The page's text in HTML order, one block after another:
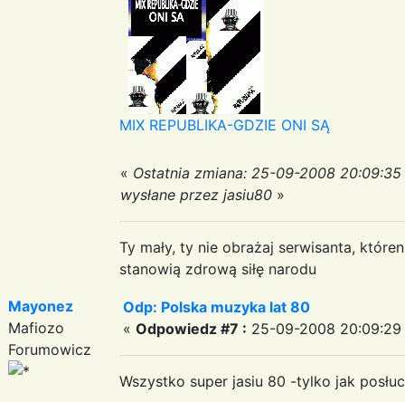
MIX REPUBLIKA-GDZIE ONI SĄ
« Ostatnia zmiana: 25-09-2008 20:09:35
wysłane przez jasiu80 »
Ty mały, ty nie obrażaj serwisanta,
stanowią zdrową siłę narodu
Mayonez
Mafiozo
Forumowicz
Odp: Polska muzyka lat 80
« Odpowiedz #7 : 25-09-2008 20:09:29
Wszystko super jasiu 80 -tylko jak